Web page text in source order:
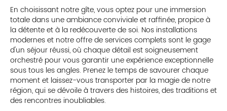
En choisissant notre gîte, vous optez pour une immersion
totale dans une ambiance conviviale et raffinée, propice à
la détente et à la redécouverte de soi. Nos installations
modernes et notre offre de services complets sont le gage
d'un séjour réussi, où chaque détail est soigneusement
orchestré pour vous garantir une expérience exceptionnelle
sous tous les angles. Prenez le temps de savourer chaque
moment et laissez-vous transporter par la magie de notre
région, qui se dévoile à travers des histoires, des traditions et
des rencontres inoubliables.